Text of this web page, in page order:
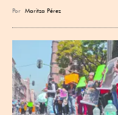
Por Maritza Pérez